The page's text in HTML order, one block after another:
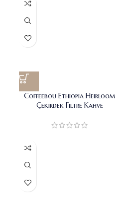
Coffeebou Ethiopia Heirloom
Çekirdek Filtre Kahve